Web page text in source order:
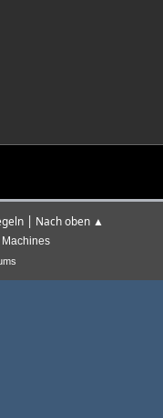
| Nach oben ▲